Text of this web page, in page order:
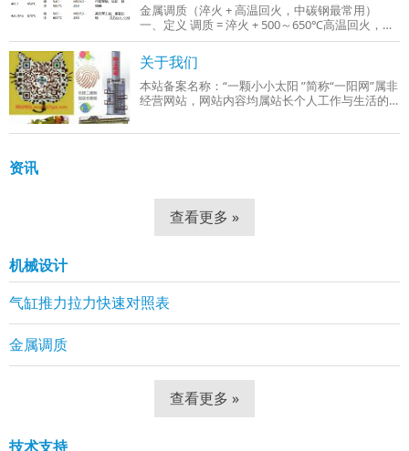
金属调质（淬火 + 高温回火，中碳钢最常用）
一、定义 调质 = 淬火 + 500～650℃高温回火，只
适用于中碳钢、中碳合金钢（C：0.3%～0.5%），
成品组织：回火索氏体（铁素体 + 细小球状碳
关于我们
本站备案名称：“一颗小小太阳 ”简称“一阳网”属非
经营网站，网站内容均属站长个人工作与生活的
制、网站组建等。
资讯
查看更多 »
机械设计
气缸推力拉力快速对照表
金属调质
查看更多 »
技术支持